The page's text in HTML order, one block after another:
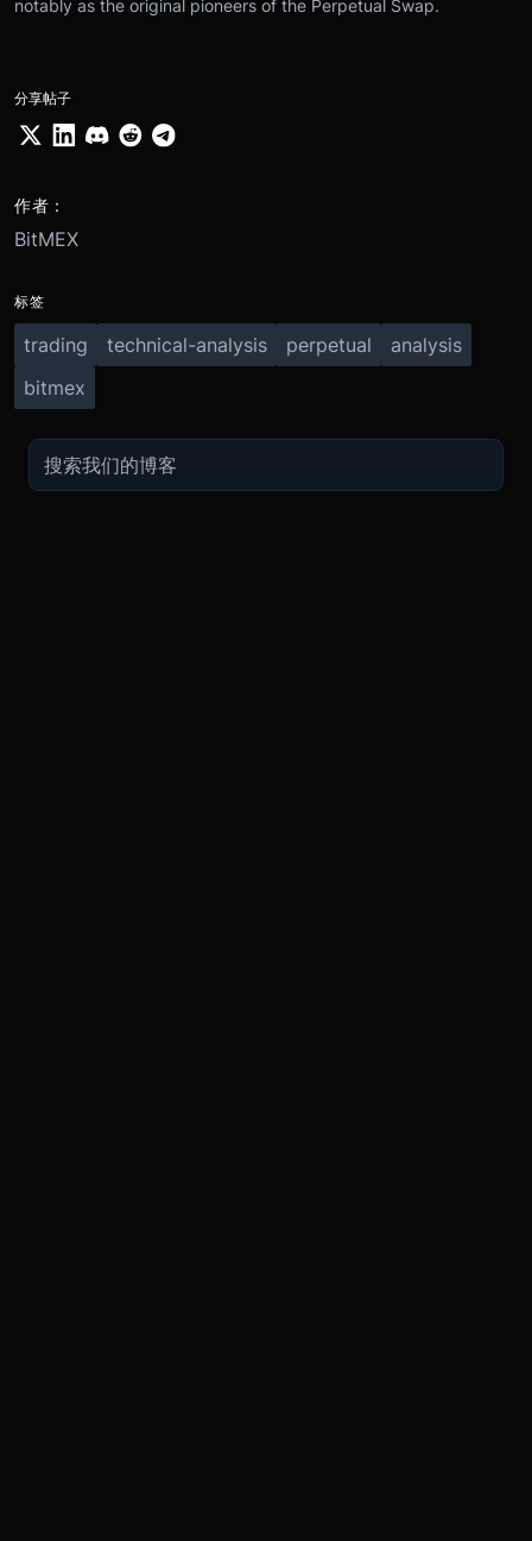
notably as the original pioneers of the Perpetual Swap.
分享帖子
作者：
BitMEX
标签
trading technical-analysis perpetual
analysis
bitmex